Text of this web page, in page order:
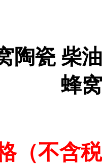
陶瓷 柴
蜂
（不含